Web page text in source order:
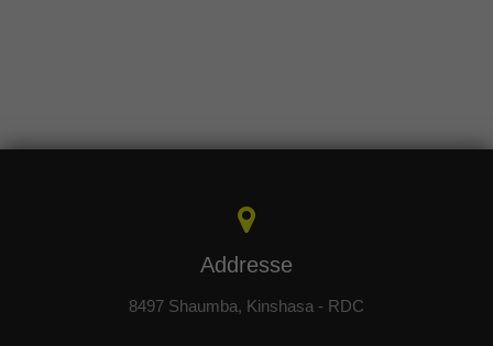
Addresse
8497 Shaumba, Kinshasa - RDC